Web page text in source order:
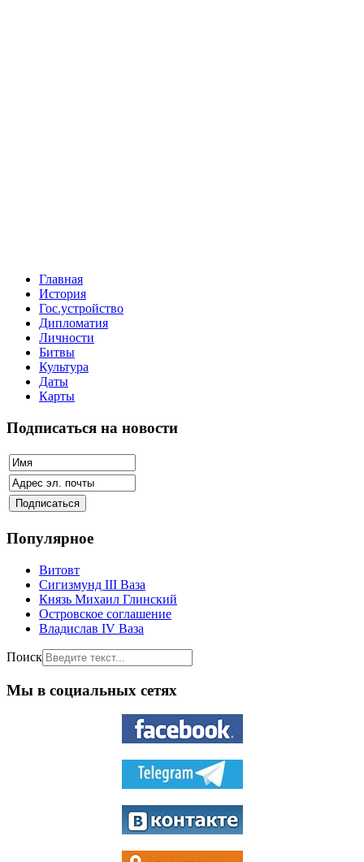
Главная
История
Гос.устройство
Дипломатия
Личности
Битвы
Культура
Даты
Карты
Подписаться на новости
Популярное
Витовт
Сигизмунд III Ваза
Князь Михаил Глинский
Островское соглашение
Владислав IV Ваза
Поиск
Мы в социальных сетях